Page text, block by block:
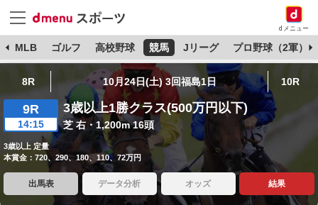
dメニュー
MLB ゴルフ 高校野球 競馬 Jリーグ プロ野球（2軍）
8R 10月24日(土) 3回福島1日 10R
9R
14:15
3歳以上1勝クラス(500万円以下)
芝 右・1,200m 16頭
3歳以上 定量
本賞金：720、290、180、110、72万円
出馬表 データ分析 オッズ 結果